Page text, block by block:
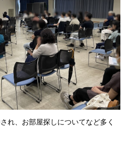
れ、お部屋探しについてなど多く